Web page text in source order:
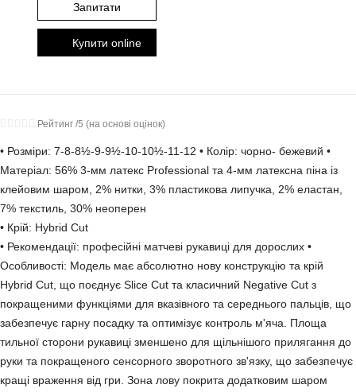
Запитати
Купити online
Рейтинг /5 (на основі оцінок)
• Розміри: 7-8-8½-9-9½-10-10½-11-12 • Колір: чорно- бежевий •
Матеріал: 56% 3-мм латекс Professional та 4-мм латексна піна із
клейовим шаром, 2% нитки, 3% пластикова липучка, 2% еластан,
7% текстиль, 30% неоперен
• Крій: Hybrid Cut
• Рекомендації: професійні матчеві рукавиці для дорослих •
Особливості: Модель має абсолютно нову конструкцію та крій
Hybrid Cut, що поєднує Slice Cut та класичний Negative Cut з
покращеними функціями для вказівного та середнього пальців, що
забезпечує гарну посадку та оптимізує контроль м'яча. Площа
тильної сторони рукавиці зменшено для щільнішого прилягання до
руки та покращеного сенсорного зворотного зв'язку, що забезпечує
кращі враження від гри. Зона лову покрита додатковим шаром